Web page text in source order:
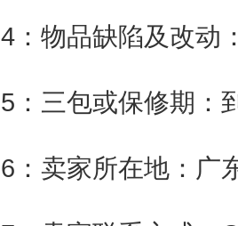
4：物品缺陷及改动
5：三包或保修期：
6：卖家所在地：广